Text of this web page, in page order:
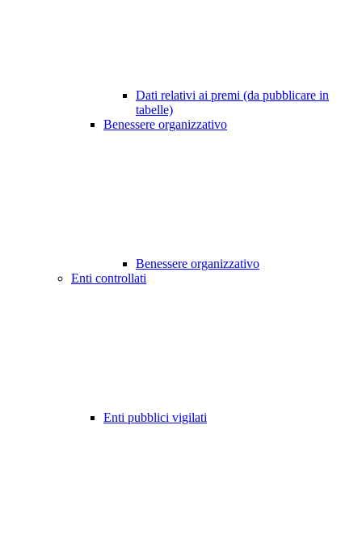
Dati relativi ai premi (da pubblicare in
tabelle)
Benessere organizzativo
Benessere organizzativo
Enti controllati
Enti pubblici vigilati